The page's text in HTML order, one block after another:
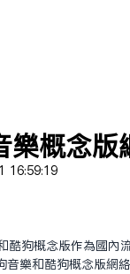
乐概念
16:59:19
酷狗概念版作为国内
音乐和酷狗概念版网